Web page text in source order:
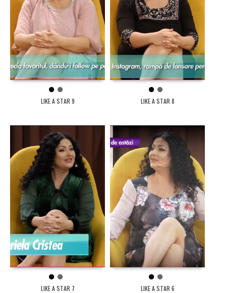
1 2
LIKE A STAR 9
1 2
LIKE A STAR 8
1 2
LIKE A STAR 7
1 2
LIKE A STAR 6